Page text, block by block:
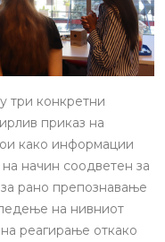
три конкретни
приказ на
како информации
начин соодветен за
рано препознавање
на нивниот
реагирање откако